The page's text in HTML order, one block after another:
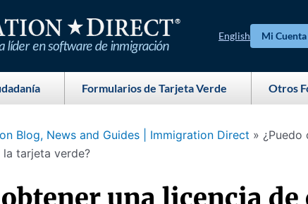
Mi Cuenta
English
Formularios de Tarjeta Verde Otros
Blog, News and Guides | Immigration Direct » ¿Puedo
tarjeta verde?